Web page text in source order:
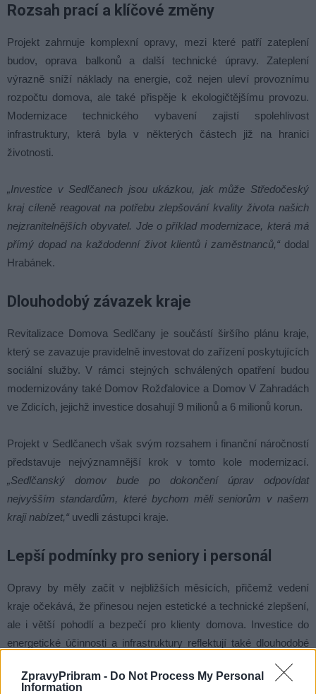
ZpravyPribram - Do Not Process My Personal
Information
Rozsah prací a klíčové změny
Projekt zahrnuje komplexní opravy, mezi které patří zateplení
budov, oprava balkonů a další technické úpravy. Zateplení
výrazně sníží náklady na energie, což nejen uleví provoznímu
rozpočtu domova, ale také přispěje k ekologičtějšímu provozu.
Modernizace technického vybavení zajistí spolehlivost
infrastruktury, která byla v některých částech již na hranici
životnosti.
„Investice v Sedlčanech jsou ukázkou, jak může Středočeský
kraj cíleně reagovat na potřebu zlepšování kvality života našich
nejzranitelnějších obyvatel. Jde o příklad modernizace, která má
přímý dopad na každodenní život klientů i zaměstnanců,“dodal
Hrabánek.
Dlouhodobý závazek kraje
Revitalizace Domova Sedlčany je součástí širšího plánu kraje,
který se zavazuje pravidelně investovat do zařízení poskytujících
sociální služby. V rámci stejných schválených opatření budou
modernizovány také Domov Rožďalovice a Domov V Zahradách
ve Zdicích, jejichž investice dosahují 9 milionů a 6 milionů korun.
Projekt v Sedlčanech však svým rozsahem i finanční náročností
představuje nejvýznamnější krok v tomto kole modernizací.
„Sedlčanský domov bude po dokončení úprav odpovídat
nejvyšším standardům, které bychom měli seniorům v našem
kraji nabízet,“ uvedli zástupci kraje.
Lepší podmínky pro seniory i personál
Opravy by měly začít v nejbližších měsících, přičemž vedení
kraje očekává, že přinesou nejen estetické a technické zlepšení,
ale i větší pohodlí a bezpečí pro klienty domova. Investice do
energetické účinnosti a infrastruktury reflektují také dlouhodobé